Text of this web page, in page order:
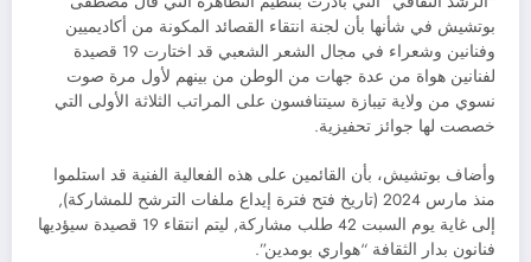
بوتشيش في شأنها بأن لجنة انتقاء القصائد المكونة من أكاديميين
وفنانين وشعراء في مجال الشعر الشعبي قد اختارت 19 قصيدة
لفنانين هواة من عدة جهات من الوطن من بينهم لأول مرة صوت
نسوي من ولاية تيبازة سيتنافسون على المراتب الثلاثة الأولى التي
خصصت لها جوائز تحفيزية.
وأضاف بوتشيش، بأن القائمين على هذه الفعالية الفنية قد استلموا
منذ مارس 2024 (تاريخ فتح فترة إيداع ملفات الترشح للمشاركة),
إلى غاية يوم السبت 42 طلب مشاركة, ليتم انتقاء 19 قصيدة سيؤديها
فنانون بدار الثقافة “هواري بومدين”.